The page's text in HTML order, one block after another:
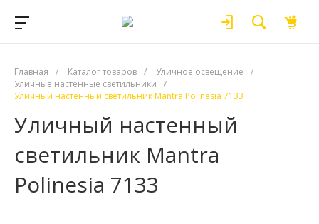
Главная / Каталог товаров / Уличное освещение
/
Уличные настенные светильники
/
Уличный настенный светильник Mantra Polinesia 7133
Уличный настенный
светильник Mantra
Polinesia 7133